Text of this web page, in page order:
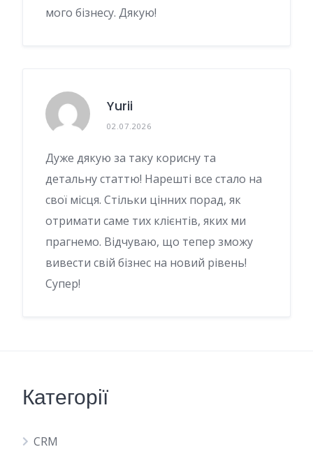
мого бізнесу. Дякую!
Yurii
02.07.2026
Дуже дякую за таку корисну та
детальну статтю! Нарешті все стало на
свої місця. Стільки цінних порад, як
отримати саме тих клієнтів, яких ми
прагнемо. Відчуваю, що тепер зможу
вивести свій бізнес на новий рівень!
Супер!
Категорії
CRM